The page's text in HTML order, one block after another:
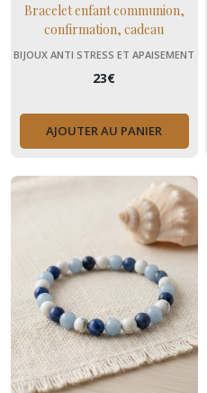
Bracelet enfant communion,
confirmation, cadeau
lithothérapie religion
BIJOUX ANTI STRESS ET APAISEMENT
23€
AJOUTER AU PANIER